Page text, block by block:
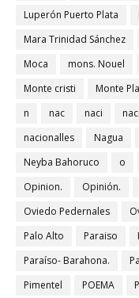
Luperón Puerto Plata
Mara Trinidad Sánchez
Moca
mons. Nouel
Monte cristi
Monte
n
nac naci
nacionalles
Nagua
Neyba Bahoruco
o
Opinion.
Opinión.
Oviedo Pedernales
Palo Alto
Paraiso
Paraíso- Barahona.
Pimentel
POEMA